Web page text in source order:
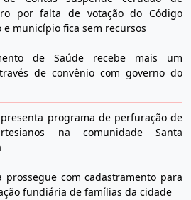
por falta de votação do Código
e município fica sem recursos
de Saúde recebe mais um
de convênio com governo do
programa de perfuração de
na comunidade Santa
prossegue com cadastramento para
fundiária de famílias da cidade